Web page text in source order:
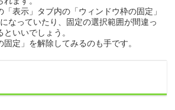
表示」タブ内の「ウィンドウ枠の固定」
なっていたり、固定の選択範囲が間違っ
いいでしょう。
定」を解除してみるのも手です。